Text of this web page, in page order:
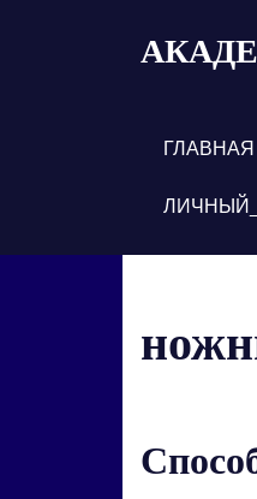
ГЛАВНАЯ